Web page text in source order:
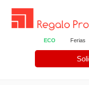
ECO Ferias